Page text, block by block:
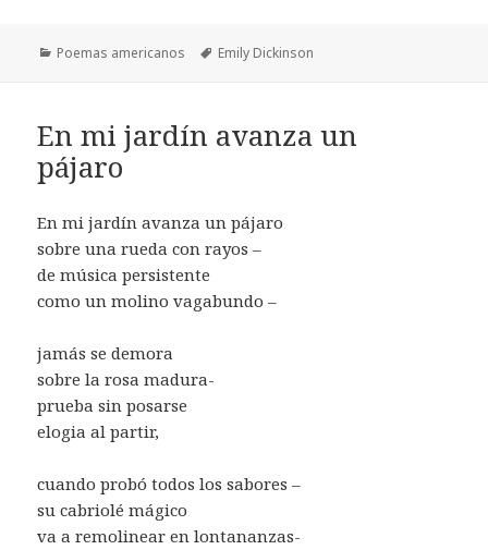
Categorías
Poemas americanos Etiquetas
Emily Dickinson
En mi jardín avanza un
pájaro
En mi jardín avanza un pájaro
sobre una rueda con rayos –
de música persistente
como un molino vagabundo –
jamás se demora
sobre la rosa madura-
prueba sin posarse
elogia al partir,
cuando probó todos los sabores –
su cabriolé mágico
va a remolinear en lontananzas-